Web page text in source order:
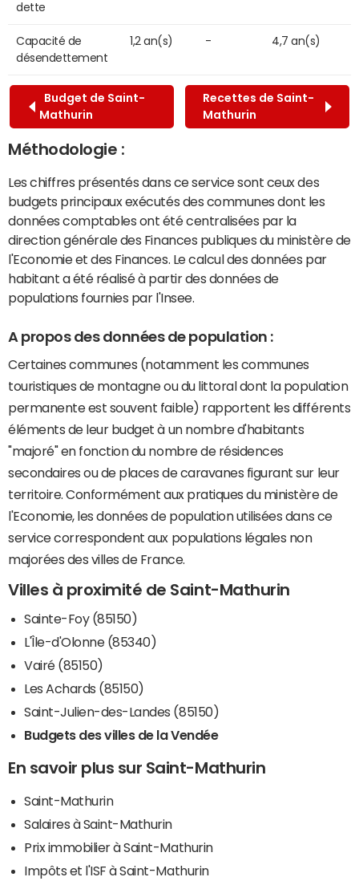
dette
Capacité de
désendettement
1,2 an(s) - 4,7 an(s)
Budget de Saint-
Mathurin
Recettes de Saint-
Mathurin
Méthodologie :
Les chiffres présentés dans ce service sont ceux des
budgets principaux exécutés des communes dont les
données comptables ont été centralisées par la
direction générale des Finances publiques du ministère de
l'Economie et des Finances. Le calcul des données par
habitant a été réalisé à partir des données de
populations fournies par l'Insee.
A propos des données de population :
Certaines communes (notamment les communes
touristiques de montagne ou du littoral dont la population
permanente est souvent faible) rapportent les différents
éléments de leur budget à un nombre d'habitants
"majoré" en fonction du nombre de résidences
secondaires ou de places de caravanes figurant sur leur
territoire. Conformément aux pratiques du ministère de
l'Economie, les données de population utilisées dans ce
service correspondent aux populations légales non
majorées des villes de France.
Villes à proximité de Saint-Mathurin
Sainte-Foy (85150)
L'Île-d'Olonne (85340)
Vairé (85150)
Les Achards (85150)
Saint-Julien-des-Landes (85150)
Budgets des villes de la Vendée
En savoir plus sur Saint-Mathurin
Saint-Mathurin
Salaires à Saint-Mathurin
Prix immobilier à Saint-Mathurin
Impôts et l'ISF à Saint-Mathurin